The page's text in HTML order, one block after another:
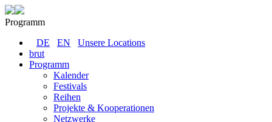
Programm
DE
EN
Unsere Locations
brut
Programm
Kalender
Festivals
Reihen
Projekte & Kooperationen
Netzwerke